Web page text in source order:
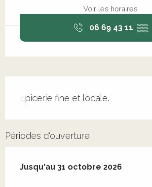
Voir les horaires
06 69 43 11 ▒▒
Epicerie fine et locale.
Périodes d'ouverture
Du4 avril 2026au31 octobre 2026
Jusqu'au 31 octobre 2026